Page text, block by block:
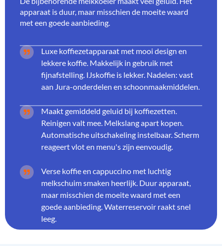
apparaat is duur, maar misschien de moeite waard
met een goede aanbieding.
Luxe koffiezetapparaat met mooi design en
lekkere koffie. Makkelijk in gebruik met
fijnafstelling. IJskoffie is lekker. Nadelen: vast
aan Jura-onderdelen en schoonmaakmiddelen.
Maakt gemiddeld geluid bij koffiezetten.
Reinigen valt mee. Melkslang apart kopen.
Automatische uitschakeling instelbaar. Scherm
reageert vlot en menu's zijn eenvoudig.
Verse koffie en cappuccino met luchtig
melkschuim smaken heerlijk. Duur apparaat,
maar misschien de moeite waard met een
goede aanbieding. Waterreservoir raakt snel
leeg.